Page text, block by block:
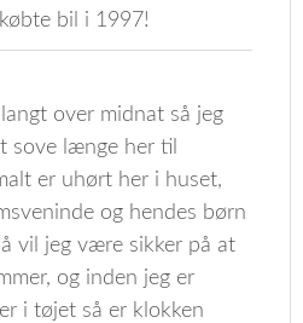
bil i 1997!
over midnat så jeg
sove længe her til
er uhørt her i huset,
og hendes børn
vil jeg være sikker på at
og inden jeg er
i tøjet så er klokken